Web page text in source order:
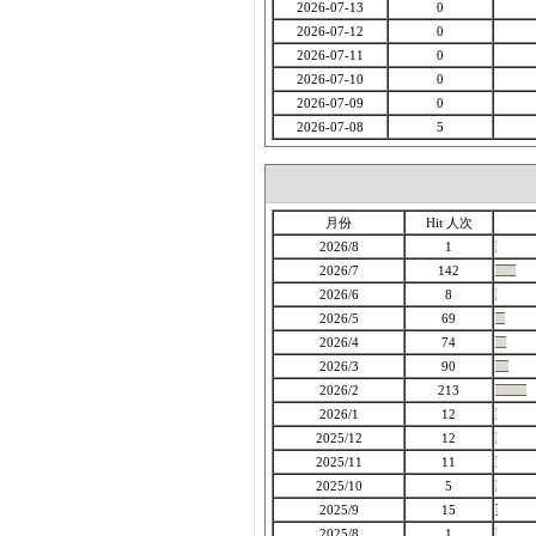
2026-07-13
0
2026-07-12
0
2026-07-11
0
2026-07-10
0
2026-07-09
0
2026-07-08
5
月份 Hit 人次
2026/8
1
2026/7
142
2026/6
8
2026/5
69
2026/4
74
2026/3
90
2026/2
213
2026/1
12
2025/12
12
2025/11
11
2025/10
5
2025/9
15